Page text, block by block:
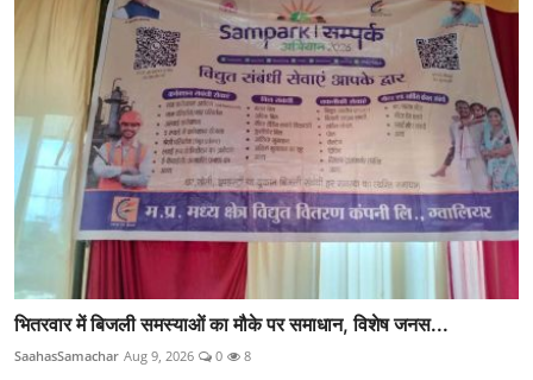
भितरवार में बिजली समस्याओं का मौके पर समाधान, विशेष जनस...
SaahasSamachar Aug 9, 2026 0 8